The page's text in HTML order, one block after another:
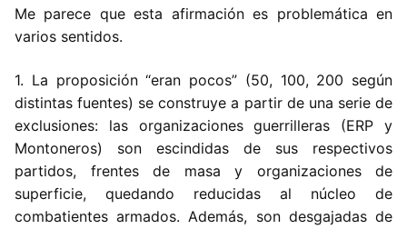
Me parece que esta afirmación es problemática en
varios sentidos.
1. La proposición “eran pocos” (50, 100, 200 según
distintas fuentes) se construye a partir de una serie de
exclusiones: las organizaciones guerrilleras (ERP y
Montoneros) son escindidas de sus respectivos
partidos, frentes de masa y organizaciones de
superficie, quedando reducidas al núcleo de
combatientes armados. Además, son desgajadas de